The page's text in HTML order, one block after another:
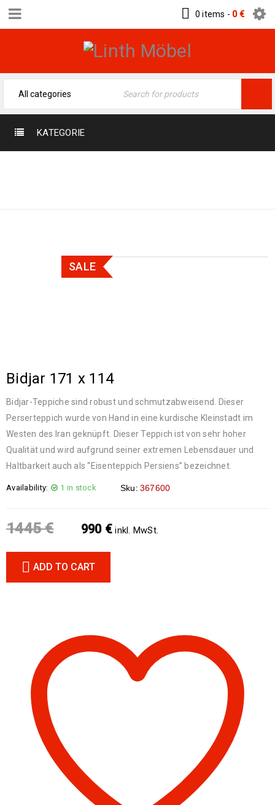
0 items - 0€
KATEGORIE
SALE
Bidjar 171 x 114
Bidjar-Teppiche sind robust und schmutzabweisend. Dieser
Perserteppich wurde von Hand in eine kurdische Kleinstadt im
Westen des Iran geknüpft. Dieser Teppich ist von sehr hoher
Qualität und wird aufgrund seiner extremen Lebensdauer und
Haltbarkeit auch als “Eisenteppich Persiens” bezeichnet.
Availability: 1 in stock Sku: 367600
1445€ 990 € inkl. MwSt.
ADD TO CART